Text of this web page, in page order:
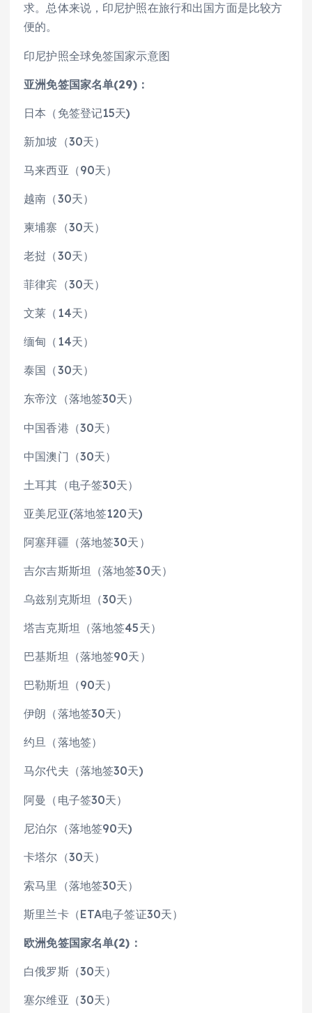
求。总体来说，印尼护照在旅行和出国方面是比较方
便的。
印尼护照全球免签国家示意图
亚洲免签国家名单(29)：
日本（免签登记15天)
新加坡（30天）
马来西亚（90天）
越南（30天）
柬埔寨（30天）
老挝（30天）
菲律宾（30天）
文莱（14天）
缅甸（14天）
泰国（30天）
东帝汶（落地签30天）
中国香港（30天）
中国澳门（30天）
土耳其（电子签30天）
亚美尼亚(落地签120天)
阿塞拜疆（落地签30天）
吉尔吉斯斯坦（落地签30天）
乌兹别克斯坦（30天）
塔吉克斯坦（落地签45天）
巴基斯坦（落地签90天）
巴勒斯坦（90天）
伊朗（落地签30天）
约旦（落地签）
马尔代夫（落地签30天)
阿曼（电子签30天）
尼泊尔（落地签90天)
卡塔尔（30天）
索马里（落地签30天）
斯里兰卡（ETA电子签证30天）
欧洲免签国家名单(2)：
白俄罗斯（30天）
塞尔维亚（30天）